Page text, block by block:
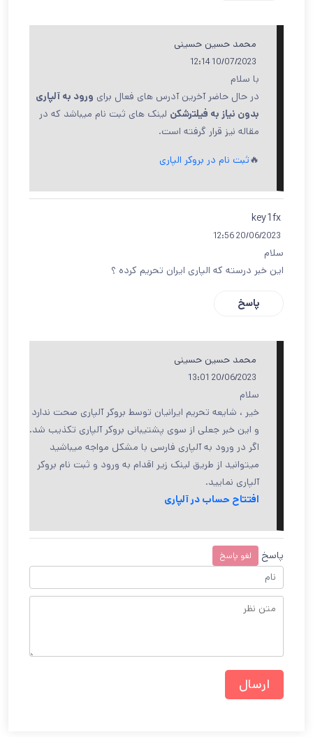
محمد حسین حسینی
10/07/2023 12:14
با سلام
در حال حاضر آخرین آدرس های فعال برای ورود به آلپاری
بدون نیاز به فیلترشکن لینک های ثبت نام میباشد که در
مقاله نیز قرار گرفته است.
🔥ثبت نام در بروکر الپاری
key1fx
20/06/2023 12:56
سلام
این خبر درسته که الپاری ایران تحریم کرده ؟
پاسخ
محمد حسین حسینی
20/06/2023 13:01
سلام
خیر ، شایعه تحریم ایرانیان توسط بروکر آلپاری صحت ندارد
و این خبر جعلی از سوی پشتیبانی بروکر آلپاری تکذیب شد.
اگر در ورود به آلپاری فارسی با مشکل مواجه میباشید
میتوانید از طریق لینک زیر اقدام به ورود و ثبت نام بروکر
آلپاری نمایید.
افتتاح حساب در آلپاری
پاسخ لغو پاسخ